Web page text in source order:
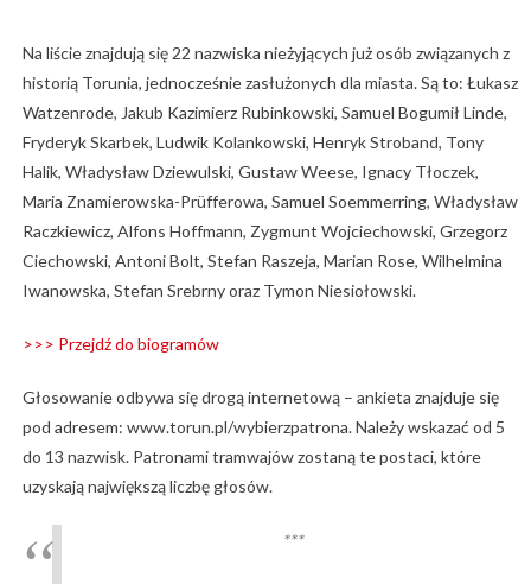
Na liście znajdują się 22 nazwiska nieżyjących już osób związanych z
historią Torunia, jednocześnie zasłużonych dla miasta. Są to: Łukasz
Watzenrode, Jakub Kazimierz Rubinkowski, Samuel Bogumił Linde,
Fryderyk Skarbek, Ludwik Kolankowski, Henryk Stroband, Tony
Halik, Władysław Dziewulski, Gustaw Weese, Ignacy Tłoczek,
Maria Znamierowska-Prüfferowa, Samuel Soemmerring, Władysław
Raczkiewicz, Alfons Hoffmann, Zygmunt Wojciechowski, Grzegorz
Ciechowski, Antoni Bolt, Stefan Raszeja, Marian Rose, Wilhelmina
Iwanowska, Stefan Srebrny oraz Tymon Niesiołowski.
>>> Przejdź do biogramów
Głosowanie odbywa się drogą internetową – ankieta znajduje się
pod adresem: www.torun.pl/wybierzpatrona. Należy wskazać od 5
do 13 nazwisk. Patronami tramwajów zostaną te postaci, które
uzyskają największą liczbę głosów.
***